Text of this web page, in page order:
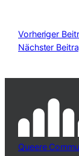
Vorheriger
Nächster
Queere